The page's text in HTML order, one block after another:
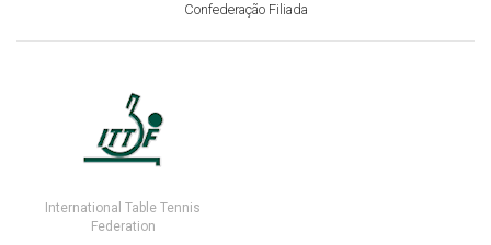
Confederação Filiada
International Table Tennis
Federation